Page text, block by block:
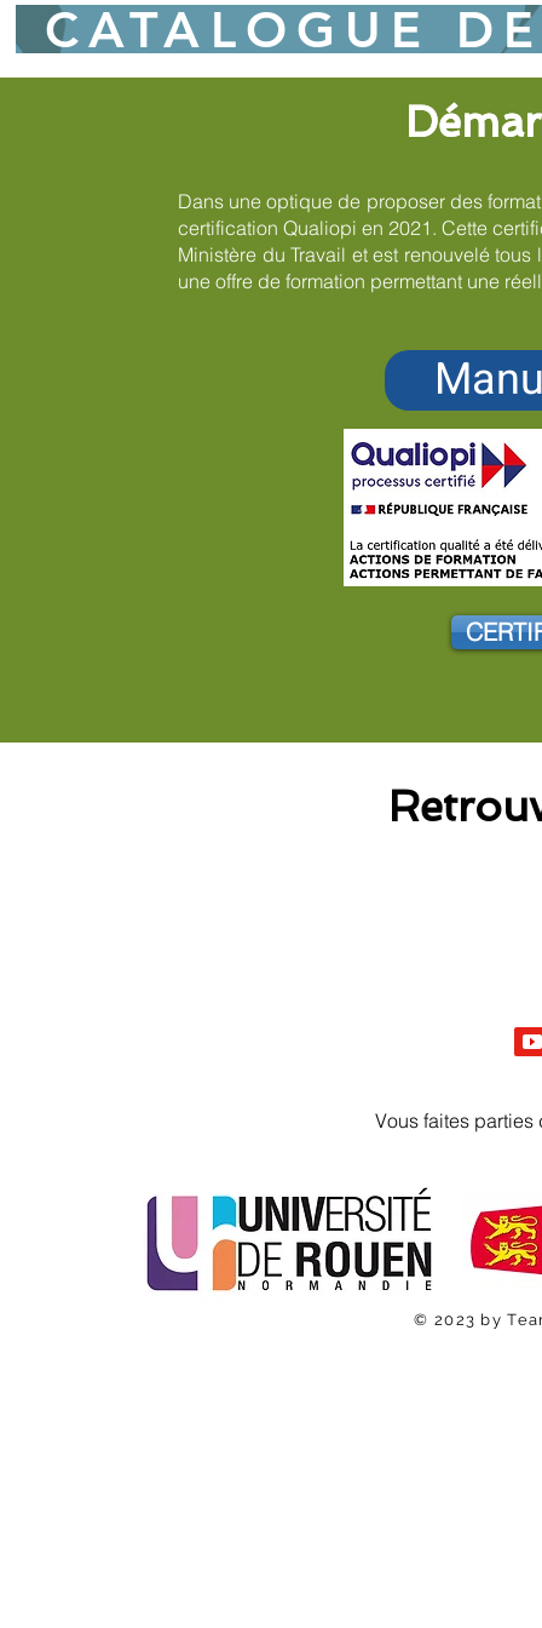
CATALOGUE
Dans une optique de proposer des
certification Qualiopi en 2021. Cette
Ministère du Travail et est renouvelé
une offre de formation permettant une
Vous faites
© 2023 by